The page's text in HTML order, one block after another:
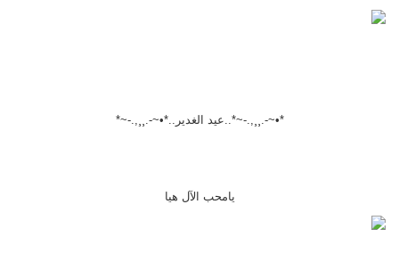
*•~-.¸¸,.-~*..عيد الغدير..*•~-.¸¸,.-~*
يامحب الآل هيا